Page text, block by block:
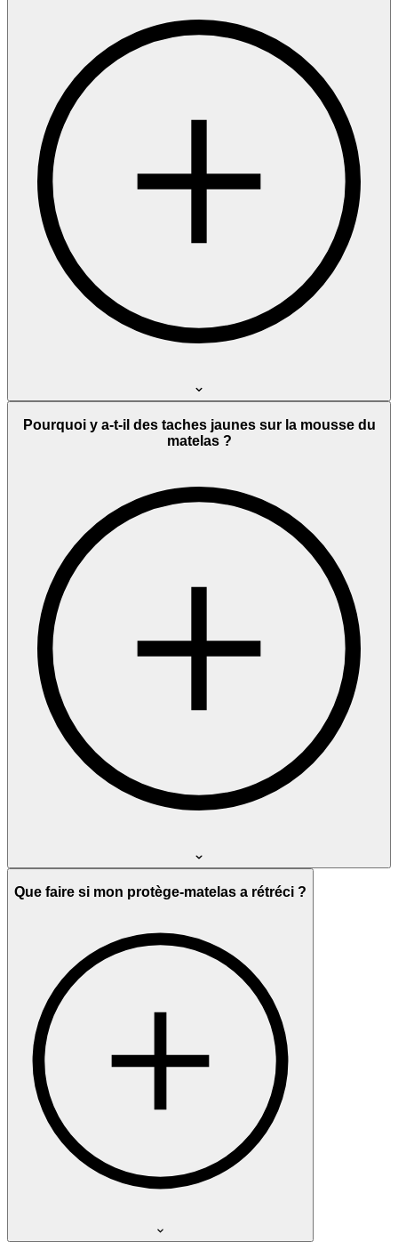
Pourquoi y a-t-il des taches jaunes sur la mousse du
matelas ?
Que faire si mon protège-matelas a rétréci ?